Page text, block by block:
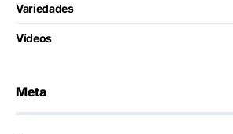
Variedades
Vídeos
Meta